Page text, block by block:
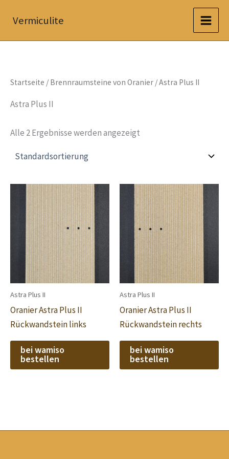
InhaltVermiculite
Startseite / Brennraumsteine von Oranier / Astra Plus II
Astra Plus II
Alle 2 Ergebnisse werden angezeigt
Astra Plus II
Oranier Astra Plus II
Rückwandstein links
bei wamiso
bestellen
Astra Plus II
Oranier Astra Plus II
Rückwandstein rechts
bei wamiso
bestellen